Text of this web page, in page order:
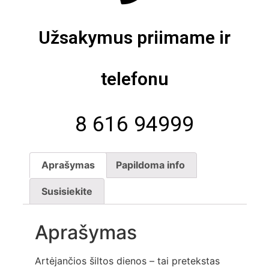
Užsakymus priimame ir
telefonu
8 616 94999
Aprašymas Papildoma info
Susisiekite
Aprašymas
Artėjančios šiltos dienos – tai pretekstas